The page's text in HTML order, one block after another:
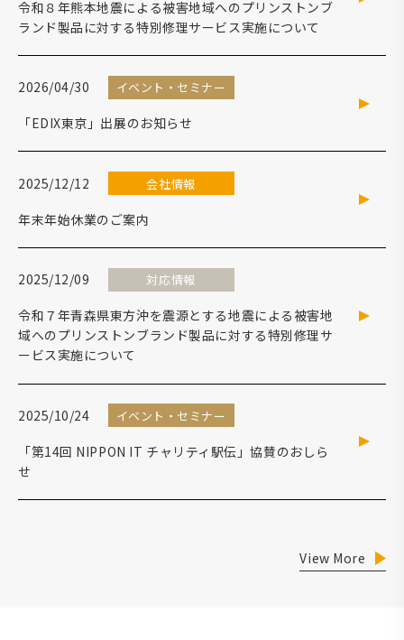
令和８年熊本地震による被害地域へのプリンストンブ
ランド製品に対する特別修理サービス実施について
2026/04/30 イベント・セミナー
「EDIX東京」出展のお知らせ
2025/12/12 会社情報
年末年始休業のご案内
2025/12/09 対応情報
令和７年青森県東方沖を震源とする地震による被害地
域へのプリンストンブランド製品に対する特別修理サ
ービス実施について
2025/10/24 イベント・セミナー
「第14回 NIPPON IT チャリティ駅伝」協賛のおしら
せ
View More